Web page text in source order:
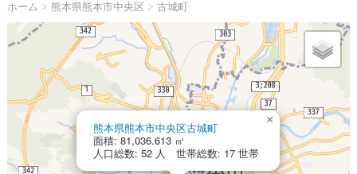
ホーム > 熊本県熊本市中央区 > 古城町
熊本県熊本市中央区古城町
面積: 81,036.613 ㎡
人口総数: 52 人 世帯総数: 17 世帯
×